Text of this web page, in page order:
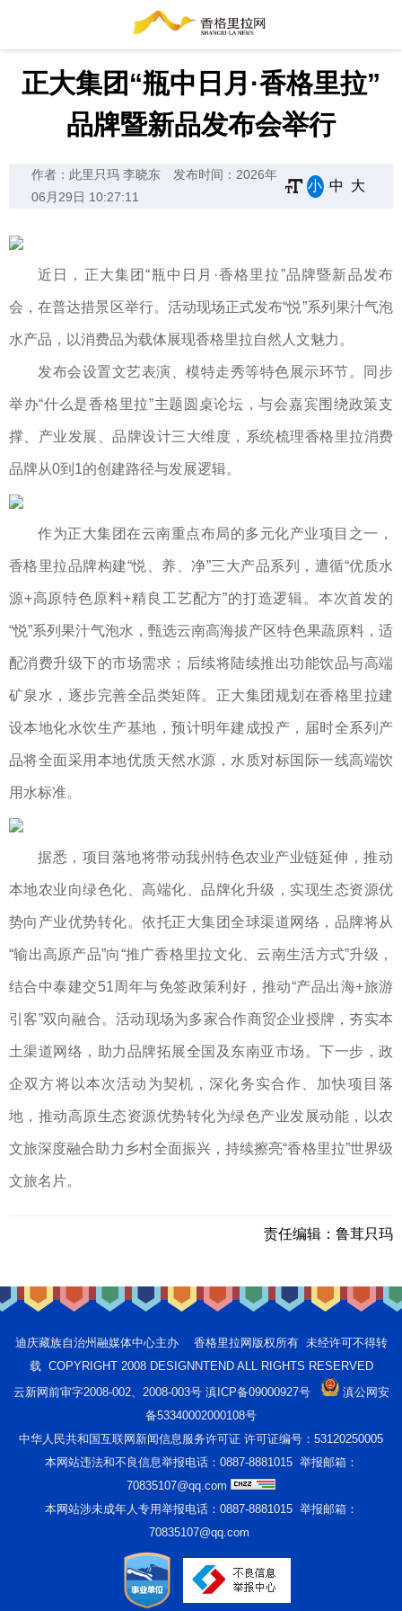
正大集团“瓶中日月·香格里拉”
品牌暨新品发布会举行
作者：此里只玛 李晓东
发布时间：2026年
06月29日 10:27:11
小 中 大
近日，正大集团“瓶中日月·香格里拉”品牌暨新品发布
会，在普达措景区举行。活动现场正式发布“悦”系列果汁气泡
水产品，以消费品为载体展现香格里拉自然人文魅力。
发布会设置文艺表演、模特走秀等特色展示环节。同步
举办“什么是香格里拉”主题圆桌论坛，与会嘉宾围绕政策支
撑、产业发展、品牌设计三大维度，系统梳理香格里拉消费
品牌从0到1的创建路径与发展逻辑。
作为正大集团在云南重点布局的多元化产业项目之一，
香格里拉品牌构建“悦、养、净”三大产品系列，遭循“优质水
源+高原特色原料+精良工艺配方”的打造逻辑。本次首发的
“悦”系列果汁气泡水，甄选云南高海拔产区特色果蔬原料，适
配消费升级下的市场需求；后续将陆续推出功能饮品与高端
矿泉水，逐步完善全品类矩阵。正大集团规划在香格里拉建
设本地化水饮生产基地，预计明年建成投产，届时全系列产
品将全面采用本地优质天然水源，水质对标国际一线高端饮
用水标准。
据悉，项目落地将带动我州特色农业产业链延伸，推动
本地农业向绿色化、高端化、品牌化升级，实现生态资源优
势向产业优势转化。依托正大集团全球渠道网络，品牌将从
“输出高原产品”向“推广香格里拉文化、云南生活方式”升级，
结合中泰建交51周年与免签政策利好，推动“产品出海+旅游
引客”双向融合。活动现场为多家合作商贸企业授牌，夯实本
土渠道网络，助力品牌拓展全国及东南亚市场。下一步，政
企双方将以本次活动为契机，深化务实合作、加快项目落
地，推动高原生态资源优势转化为绿色产业发展动能，以农
文旅深度融合助力乡村全面振兴，持续擦亮“香格里拉”世界级
文旅名片。
责任编辑： 鲁茸只玛
迪庆藏族自治州融媒体中心主办 香格里拉网版权所有 未经许可不得转
载 COPYRIGHT 2008 DESIGNNTEND ALL RIGHTS RESERVED
云新网前审字2008-002、2008-003号 滇ICP备09000927号
滇公网安
备53340002000108号
中华人民共和国互联网新闻信息服务许可证 许可证编号：53120250005
本网站违法和不良信息举报电话：0887-8881015 举报邮箱：
70835107@qq.com
本网站涉未成年人专用举报电话：0887-8881015 举报邮箱：
70835107@qq.com